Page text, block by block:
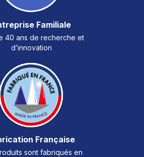
Familiale
40 ans de recherche et
d’innovation
Française
sont fabriqués en